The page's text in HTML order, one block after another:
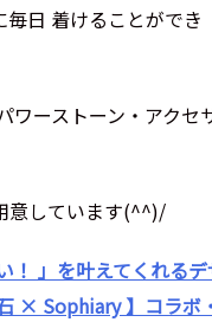
毎日 着けることができ
ワーストーン・アクセ
意しています(^^)/
！ 」を叶えてくれる
× Sophiary 】コラボ